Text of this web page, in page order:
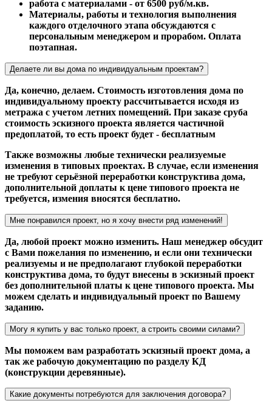
работа с материалами - от 6500 руб/м.кв.
Материалы, работы и технология выполнения
каждого отделочного этапа обсуждаются с
персональным менеджером и прорабом. Оплата
поэтапная.
Делаете ли вы дома по индивидуальным проектам?
Да, конечно, делаем. Стоимость изготовления дома по
индивидуальному проекту рассчитывается исходя из
метража с учетом летних помещений. При заказе сруба
стоимость эскизного проекта является частичной
предоплатой, то есть проект будет - бесплатным
Также возможны любые технически реализуемые
изменения в типовых проектах. В случае, если изменения
не требуют серьёзной переработки конструктива дома,
дополнительной доплаты к цене типового проекта не
требуется, измения вносятся бесплатно.
Мне понравился проект, но я хочу внести ряд изменений!
Да, любой проект можно изменить. Наш менеджер обсудит
с Вами пожелания по изменению, и если они технически
реализуемы и не предполагают глубокой переработки
конструктива дома, то будут внесены в эскизный проект
без дополнительной платы к цене типового проекта. Мы
можем сделать и индивидуальный проект по Вашему
заданию.
Могу я купить у вас только проект, а строить своими силами?
Мы поможем вам разработать эскизный проект дома, а
так же рабочую документацию по разделу КД
(конструкции деревянные).
Какие документы потребуются для заключения договора?